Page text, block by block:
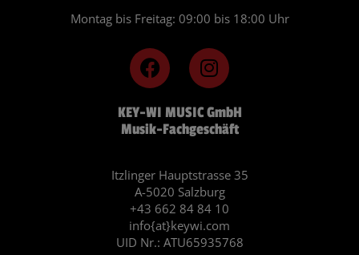
KEY-WI MUSIC GmbH
Musik-Fachgeschäft
Itzlinger Hauptstrasse 35
A-5020 Salzburg
+43 662 84 84 10
info{at}keywi.com
UID Nr.: ATU65935768
F
a
c
e
b
o
k
I
n
s
t
a
r
a
m
Montag bis Freitag: 09:00 bis 18:00 Uhr